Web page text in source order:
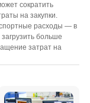
сократить
на закупки.
расходы — в
больше
затрат на